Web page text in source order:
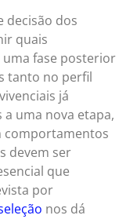
decisão dos
quais
fase posterior
tanto no perfil
já
uma nova etapa,
comportamentos
devem ser
que
por
nos dá